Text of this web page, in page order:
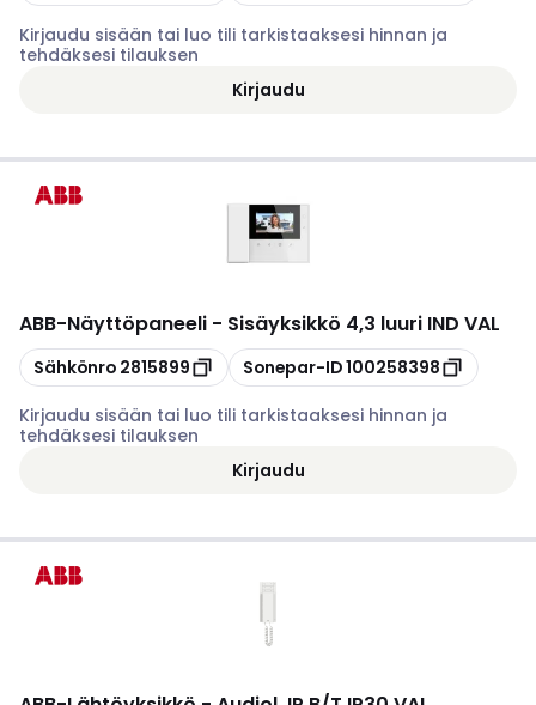
Kirjaudu sisään tai luo tili tarkistaaksesi hinnan ja
tehdäksesi tilauksen
Kirjaudu
ABB-Näyttöpaneeli - Sisäyksikkö 4,3 luuri IND VAL
Kopioi
Sähkönro 2815899 Kopioi
Sonepar-ID100258398
Kirjaudu sisään tai luo tili tarkistaaksesi hinnan ja
tehdäksesi tilauksen
Kirjaudu